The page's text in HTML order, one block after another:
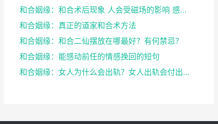
和合姻缘：和合术后现象 人会受磁场的影响 感到头晕...
和合姻缘：真正的道家和合术方法
和合姻缘：和合二仙摆放在哪最好？有何禁忌？
和合姻缘：能感动前任的情感挽回的短句
和合姻缘：女人为什么会出轨？女人出轨会付出感情吗？